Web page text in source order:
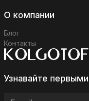
О компании
Блог
Контакты
Узнавайте